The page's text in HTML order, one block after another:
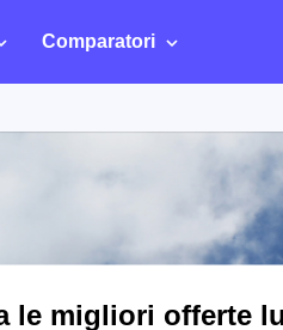
Comparatori